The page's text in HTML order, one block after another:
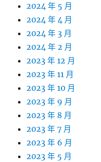
2024 年 5 月
2024 年 4 月
2024 年 3 月
2024 年 2 月
2023 年 12 月
2023 年 11 月
2023 年 10 月
2023 年 9 月
2023 年 8 月
2023 年 7 月
2023 年 6 月
2023 年 5 月